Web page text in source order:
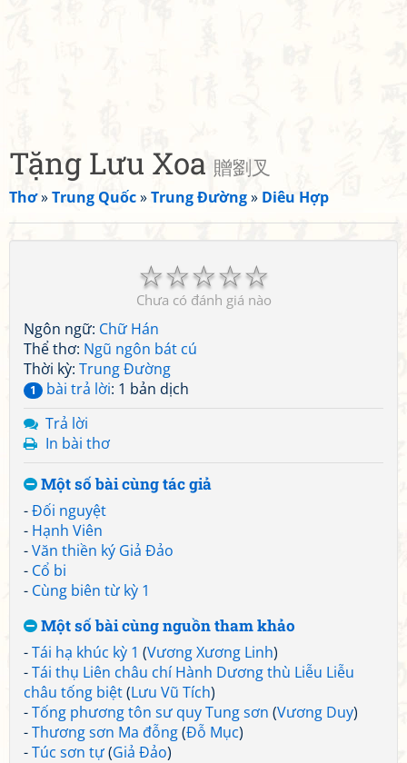
Tặng Lưu Xoa 贈劉叉
Thơ»Trung Quốc»Trung Đường» Diêu Hợp
☆
☆
☆
☆
☆
Chưa có đánh giá nào
Ngôn ngữ: Chữ Hán
Thể thơ: Ngũ ngôn bát cú
Thời kỳ: Trung Đường
1 bài trả lời: 1 bản dịch
Trả lời
In bài thơ
Một số bài cùng tác giả
-Đối nguyệt
- Hạnh Viên
-Văn thiền ký Giả Đảo
- Cổ bi
- Cùng biên từ kỳ 1
Một số bài cùng nguồn tham khảo
-Tái hạ khúc kỳ 1 (Vương Xương Linh)
-Tái thụ Liên châu chí Hành Dương thù Liễu Liễu
châu tống biệt(Lưu Vũ Tích)
-Tống phương tôn sư quy Tung sơn (Vương Duy)
-Thương sơn Ma đỗng(Đỗ Mục)
-Túc sơn tự(Giả Đảo)